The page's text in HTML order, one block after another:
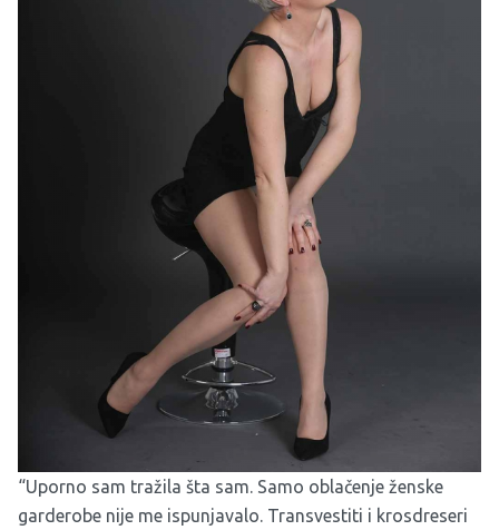
“Uporno sam tražila šta sam. Samo oblačenje ženske
garderobe nije me ispunjavalo. Transvestiti i krosdreseri